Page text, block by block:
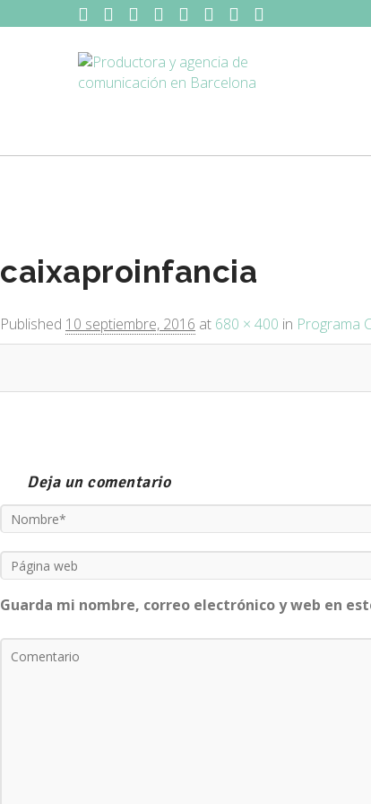
caixaproinfancia
Published 10 septiembre, 2016 at 680 × 400 in Programa
Deja un comentario
Guarda mi nombre, correo electrónico y web en